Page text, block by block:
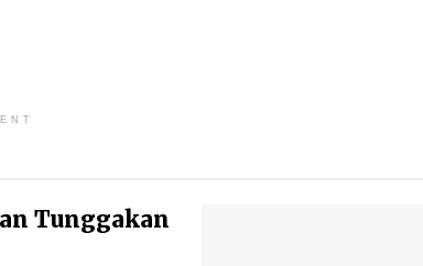
Tunggakan